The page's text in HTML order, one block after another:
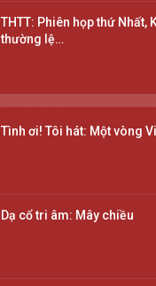
THTT: Phiên họp thứ Nhất,
thường lệ…
Tình ơi! Tôi hát: Một vòng
Dạ cổ tri âm: Mây chiều